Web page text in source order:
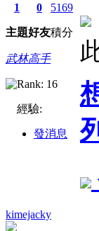
1
主題
0
好友
5169
積分
武林高手
經驗:
發消息
kimejacky